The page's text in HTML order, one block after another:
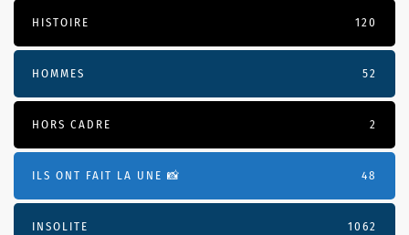
HISTOIRE 120
HOMMES 52
HORS CADRE 2
ILS ONT FAIT LA UNE 📸 48
INSOLITE 1062